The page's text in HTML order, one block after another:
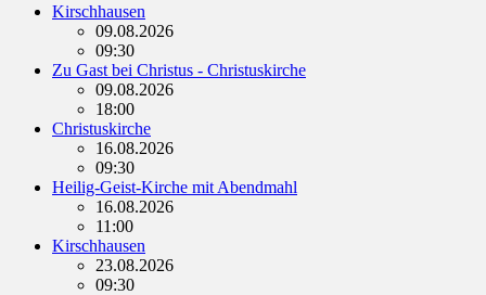
Kirschhausen
09.08.2026
09:30
Zu Gast bei Christus - Christuskirche
09.08.2026
18:00
Christuskirche
16.08.2026
09:30
Heilig-Geist-Kirche mit Abendmahl
16.08.2026
11:00
Kirschhausen
23.08.2026
09:30